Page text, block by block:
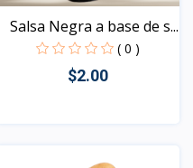
Salsa Negra a base de s...
( 0 )
$2.00